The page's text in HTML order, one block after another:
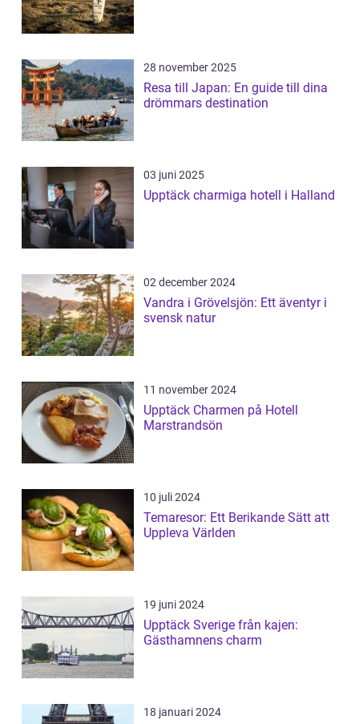
28 november 2025
Resa till Japan: En guide till dina
drömmars destination
03 juni 2025
Upptäck charmiga hotell i Halland
02 december 2024
Vandra i Grövelsjön: Ett äventyr i
svensk natur
11 november 2024
Upptäck Charmen på Hotell
Marstrandsön
10 juli 2024
Temaresor: Ett Berikande Sätt att
Uppleva Världen
19 juni 2024
Upptäck Sverige från kajen:
Gästhamnens charm
18 januari 2024